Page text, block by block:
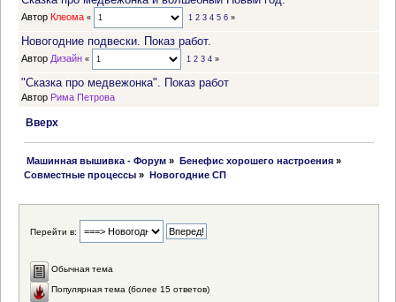
Автор Клеома « 1 2 3 4 5 6»
Новогодние подвески. Показ работ.
Автор Дизайн « 1 2 3 4»
"Сказка про медвежонка". Показ работ
Автор Рима Петрова
Вверх
Машинная вышивка - Форум » Бенефис хорошего настроения»
Совместные процессы » Новогодние СП
Перейти в:
Обычная тема
Популярная тема (более 15 ответов)